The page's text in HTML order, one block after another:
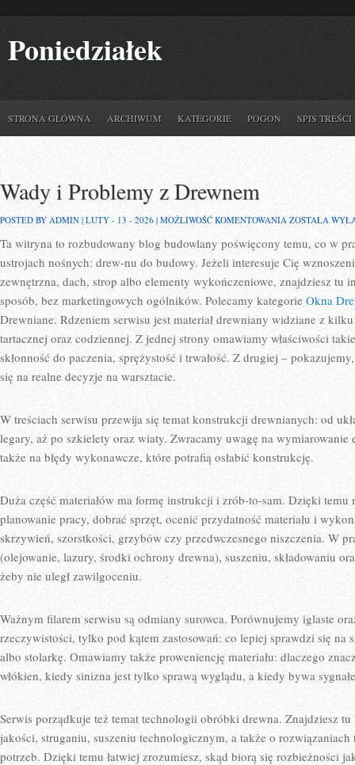
Poniedziałek
STRONA GŁÓWNA ARCHIWUM KATEGORIE POGOŃ SPIS TREŚCI
Wady i Problemy z Drewnem
POSTED BY ADMIN | LUTY - 13 - 2026 | MOŻLIWOŚĆ KOMENTOWANIA WADY
PROBLEMY
DREWNEM
ZOSTAŁA
Ta witryna to rozbudowany blog budowlany poświęcony temu, co w
ustrojach nośnych: drew-nu do budowy. Jeżeli interesuje Cię
zewnętrzna, dach, strop albo elementy wykończeniowe, znajdziesz tu
sposób, bez marketingowych ogólników. Polecamy kategorie Okna
Drewniane. Rdzeniem serwisu jest materiał drewniany widziane z
tartacznej oraz codziennej. Z jednej strony omawiamy właściwości
skłonność do paczenia, sprężystość i trwałość. Z drugiej –
się na realne decyzje na warsztacie.
W treściach serwisu przewija się temat konstrukcji drewnianych: od
legary, aż po szkielety oraz wiaty. Zwracamy uwagę na wymiarowanie
także na błędy wykonawcze, które potrafią osłabić konstrukcję.
Duża część materiałów ma formę instrukcji i zrób-to-sam. Dzięki
planowanie pracy, dobrać sprzęt, ocenić przydatność materiału i
skrzywień, szorstkości, grzybów czy przedwczesnego niszczenia. W
(olejowanie, lazury, środki ochrony drewna), suszeniu, składowaniu
żeby nie uległ zawilgoceniu.
Ważnym filarem serwisu są odmiany surowca. Porównujemy iglaste
rzeczywistości, tylko pod kątem zastosowań: co lepiej sprawdzi się na
albo stolarkę. Omawiamy także proweniencję materiału: dlaczego
włókien, kiedy sinizna jest tylko sprawą wyglądu, a kiedy bywa
Serwis porządkuje też temat technologii obróbki drewna. Znajdziesz
jakości, struganiu, suszeniu technologicznym, a także o
potrzeb. Dzięki temu łatwiej zrozumiesz, skąd biorą się rozbieżności